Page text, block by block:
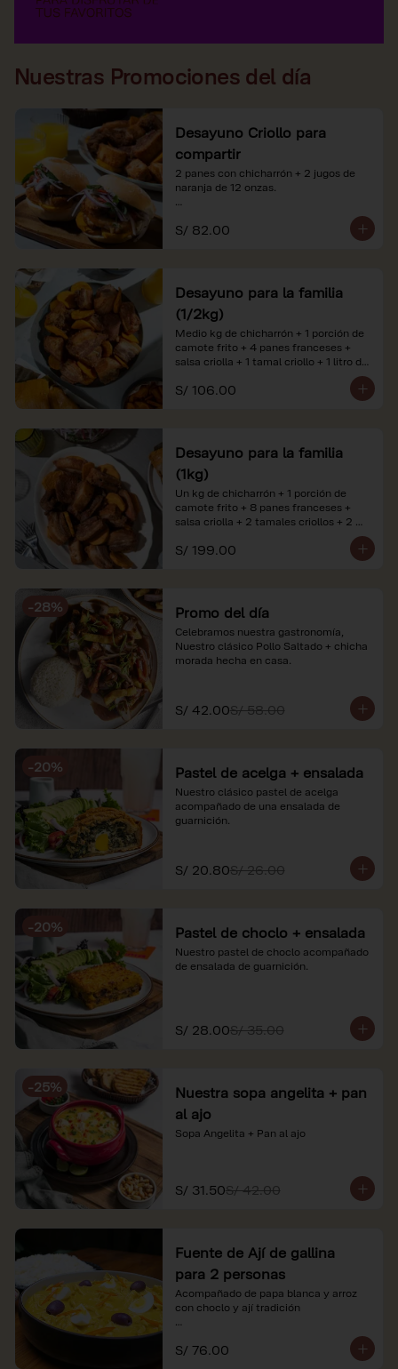
Nuestras Promociones del día
Desayuno Criollo para
compartir
2 panes con chicharrón + 2 jugos de
naranja de 12 onzas.
*Nuestros precios están expresados en
soles e incluyen impuestos de ley y
S/ 82.00
Desayuno para la familia
(1/2kg)
Medio kg de chicharrón + 1 porción de
camote frito + 4 panes franceses +
salsa criolla + 1 tamal criollo + 1 litro de
*Nuestros precios están expresados en
referenciales.
S/ 106.00
Desayuno para la familia
(1kg)
Un kg de chicharrón + 1 porción de
camote frito + 8 panes franceses +
salsa criolla + 2 tamales criollos + 2
*Nuestros precios están expresados en
referenciales.
S/ 199.00
-28% Promo del día
Celebramos nuestra gastronomía,
Nuestro clásico Pollo Saltado + chicha
morada hecha en casa.
S/ 42.00S/ 58.00
-20% Pastel de acelga + ensalada
Nuestro clásico pastel de acelga
acompañado de una ensalada de
guarnición.
S/ 20.80S/ 26.00
-20% Pastel de choclo + ensalada
Nuestro pastel de choclo acompañado
de ensalada de guarnición.
S/ 28.00S/ 35.00
-25%
Nuestra sopa angelita + pan
al ajo
Sopa Angelita + Pan al ajo
S/ 31.50S/ 42.00
Fuente de Ají de gallina
para 2 personas
Acompañado de papa blanca y arroz
con choclo y ají tradición
*Nuestros precios están expresados en
soles e incluyen impuestos de ley y
S/ 76.00